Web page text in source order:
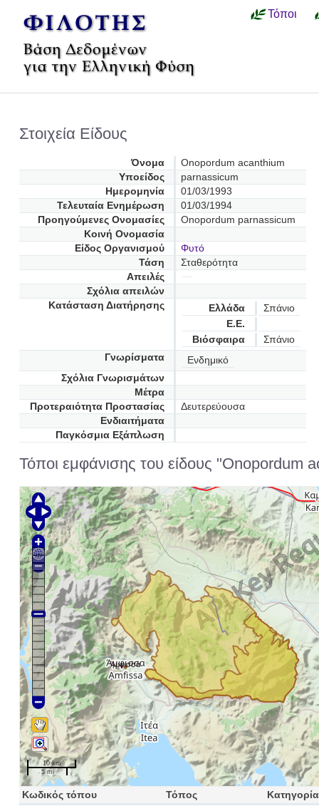
Τόποι
Στοιχεία Είδους
Όνομα
Onopordum acanthium
Υποείδος
parnassicum
Ημερομηνία
01/03/1993
Τελευταία Ενημέρωση
01/03/1994
Προηγούμενες Oνομασίες
Onopordum parnassicum
Κοινή Ονομασία
Είδος Οργανισμού
Φυτό
Τάση
Σταθερότητα
Απειλές
Σχόλια απειλών
Κατάσταση Διατήρησης
Ελλάδα
Σπάνιο
Ε.Ε.
Βιόσφαιρα
Σπάνιο
Γνωρίσματα
Ενδημικό
Σχόλια Γνωρισμάτων
Μέτρα
Προτεραιότητα Προστασίας
Δευτερεύουσα
Ενδιαιτήματα
Παγκόσμια Εξάπλωση
Τόποι εμφάνισης του είδους "Onopordum
Άμφισσα
10 km
5 mi
Κωδικός τόπου Τόπος